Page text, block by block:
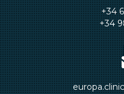
+34
+34